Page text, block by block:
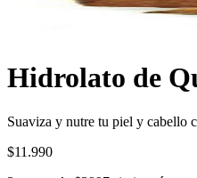
Hidrolato de
Suaviza y nutre tu piel y cabello
$11.990